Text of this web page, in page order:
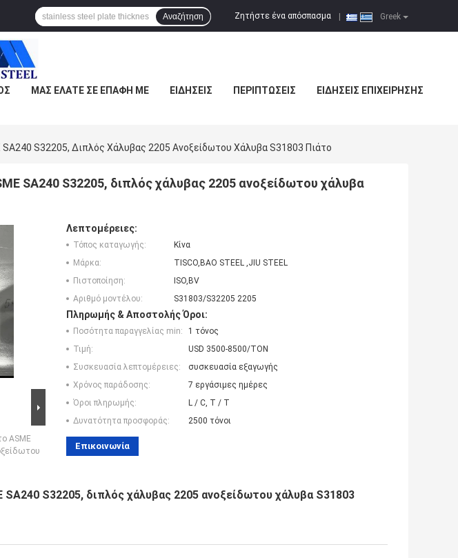
Greek
Ζητήστε ένα απόσπασμα
Αναζήτηση
ΜΑΣ ΕΛΆΤΕ ΣΕ ΕΠΑΦΉ ΜΕ ΕΙΔΉΣΕΙΣ ΠΕΡΙΠΤΏΣΕΙΣ ΕΙΔΉΣΕΙΣ ΕΠΙΧΕΊΡΗΣΗΣ
SA240 S32205, Διπλός Χάλυβας 2205 Ανοξείδωτου Χάλυβα S31803 Πιάτο
SA240 S32205, διπλός χάλυβας 2205 ανοξείδωτου χάλυβα
ASME
Λεπτομέρειες:
Τόπος καταγωγής:
Κίνα
Μάρκα:
TISCO,BAO STEEL ,JIU STEEL
Πιστοποίηση:
ISO,BV
Αριθμό μοντέλου:
S31803/S32205 2205
Πληρωμής & Αποστολής Όροι:
Ποσότητα παραγγελίας min:
1 τόνος
Τιμή:
USD 3500-8500/TON
Συσκευασία λεπτομέρειες:
συσκευασία εξαγωγής
Χρόνος παράδοσης:
7 εργάσιμες ημέρες
Όροι πληρωμής:
L / C, T / T
Δυνατότητα προσφοράς:
2500 τόνοι
Επικοινωνία
SA240 S32205, διπλός χάλυβας 2205 ανοξείδωτου χάλυβα S31803